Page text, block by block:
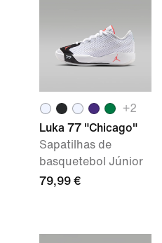
+2
Luka 77 "Chicago"
Sapatilhas de
basquetebol Júnior
79,99 €